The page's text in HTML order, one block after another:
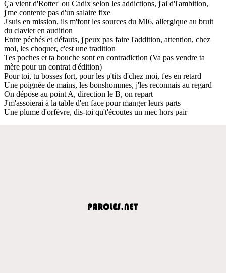
Ça vient d'Rotter' ou Cadix selon les addictions, j'ai d'l'ambition,
j'me contente pas d'un salaire fixe
J'suis en mission, ils m'font les sources du MI6, allergique au bruit
du clavier en audition
Entre péchés et défauts, j'peux pas faire l'addition, attention, chez
moi, les choquer, c'est une tradition
Tes poches et ta bouche sont en contradiction (Va pas vendre ta
mère pour un contrat d'édition)
Pour toi, tu bosses fort, pour les p'tits d'chez moi, t'es en retard
Une poignée de mains, les bonshommes, j'les reconnais au regard
On dépose au point A, direction le B, on repart
J'm'assoierai à la table d'en face pour manger leurs parts
Une plume d'orfèvre, dis-toi qu't'écoutes un mec hors pair